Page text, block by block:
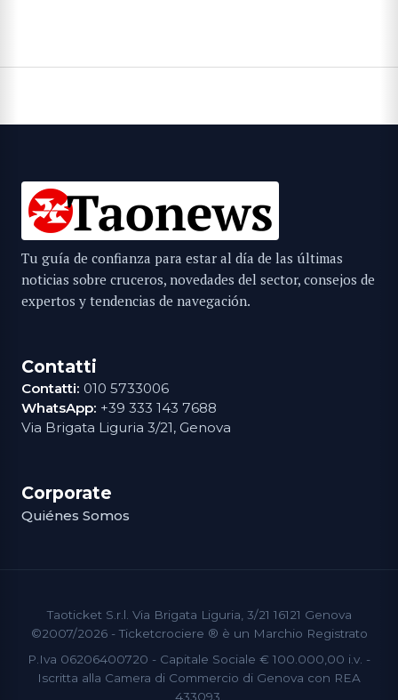
Tu guía de confianza para estar al día de las últimas
noticias sobre cruceros, novedades del sector, consejos de
expertos y tendencias de navegación.
Contatti
Contatti: 010 5733006
WhatsApp: +39 333 143 7688
Via Brigata Liguria 3/21, Genova
Corporate
Quiénes Somos
Taoticket S.r.l. Via Brigata Liguria, 3/21 16121 Genova
©2007/2026 - Ticketcrociere ® è un Marchio Registrato
P.Iva 06206400720 - Capitale Sociale € 100.000,00 i.v. -
Iscritta alla Camera di Commercio di Genova con REA
433093.